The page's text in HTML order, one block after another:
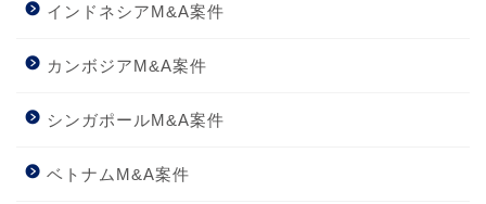
インドネシアM&A案件
カンボジアM&A案件
シンガポールM&A案件
ベトナムM&A案件